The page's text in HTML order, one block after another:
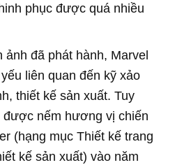
phục được quá nhiều
đã phát hành, Marvel
liên quan đến kỹ xảo
thiết kế sản xuất. Tuy
được nếm hương vị chiến
(hạng mục Thiết kế trang
kế sản xuất) vào năm